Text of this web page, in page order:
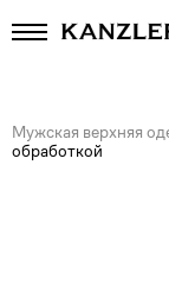
Мужская верхняя
обработкой